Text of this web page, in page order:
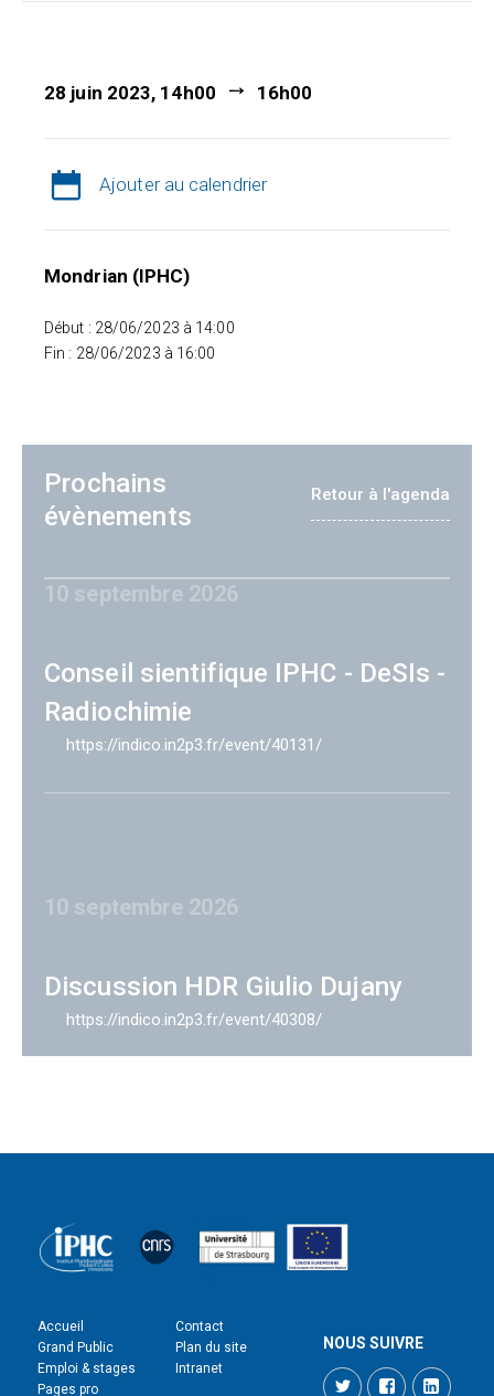
28 juin 2023, 14h00 16h00
Ajouter au calendrier
Mondrian (IPHC)
Début : 28/06/2023 à 14:00
Fin : 28/06/2023 à 16:00
Prochains
évènements
Retour à l'agenda
10 septembre 2026
Conseil sientifique IPHC - DeSIs -
Radiochimie
https://indico.in2p3.fr/event/40131/
10 septembre 2026
Discussion HDR Giulio Dujany
https://indico.in2p3.fr/event/40308/
Accueil
Grand Public
Emploi & stages
Pages pro
Contact
Plan du site
Intranet
NOUS SUIVRE
TwitterFacebook